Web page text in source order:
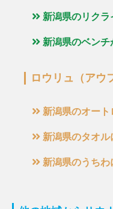
新潟県のリク
新潟県のベンチ
ロウリュ（アウ
新潟県のオー
新潟県のタオ
新潟県のうち